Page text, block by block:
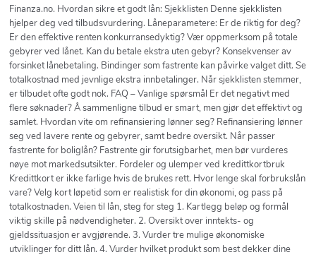
Finanza.no. Hvordan sikre et godt lån: Sjekklisten Denne sjekklisten
hjelper deg ved tilbudsvurdering. Låneparametere: Er de riktig for deg?
Er den effektive renten konkurransedyktig? Vær oppmerksom på totale
gebyrer ved lånet. Kan du betale ekstra uten gebyr? Konsekvenser av
forsinket lånebetaling. Bindinger som fastrente kan påvirke valget ditt. Se
totalkostnad med jevnlige ekstra innbetalinger. Når sjekklisten stemmer,
er tilbudet ofte godt nok. FAQ – Vanlige spørsmål Er det negativt med
flere søknader? Å sammenligne tilbud er smart, men gjør det effektivt og
samlet. Hvordan vite om refinansiering lønner seg? Refinansiering lønner
seg ved lavere rente og gebyrer, samt bedre oversikt. Når passer
fastrente for boliglån? Fastrente gir forutsigbarhet, men bør vurderes
nøye mot markedsutsikter. Fordeler og ulemper ved kredittkortbruk
Kredittkort er ikke farlige hvis de brukes rett. Hvor lenge skal forbrukslån
vare? Velg kort løpetid som er realistisk for din økonomi, og pass på
totalkostnaden. Veien til lån, steg for steg 1. Kartlegg beløp og formål
viktig skille på nødvendigheter. 2. Oversikt over inntekts- og
gjeldssituasjon er avgjørende. 3. Vurder tre mulige økonomiske
utviklinger for ditt lån. 4. Vurder hvilket produkt som best dekker dine